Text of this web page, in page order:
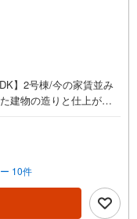
】2号棟/今の家賃並み
建物の造りと仕上がり
・延床約30坪と、暮ら
す。■品質・保証住まい
面で支えるベタ基礎。
しい住まい。ほかに外
えます。■省エネ性能光熱
を伝えにくい複層ガラ
10件